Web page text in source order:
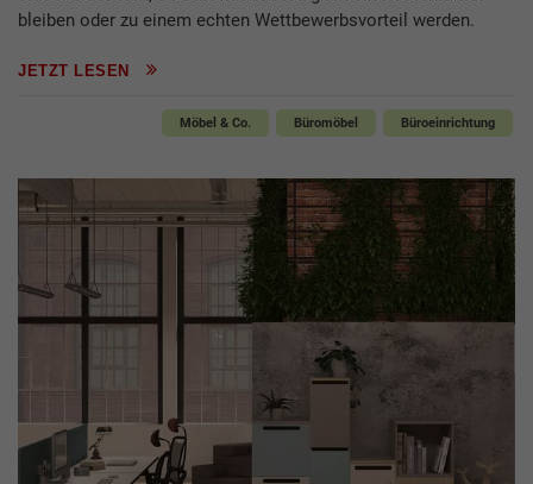
bleiben oder zu einem echten Wettbewerbsvorteil werden.
JETZT LESEN
Möbel & Co. Büromöbel Büroeinrichtung